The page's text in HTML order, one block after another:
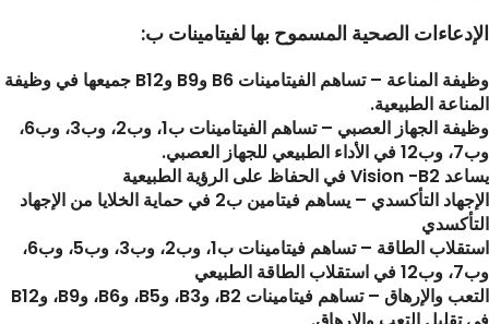
الإدعاءات الصحية المسموح بها لفيتامينات ب:
وظيفة المناعة – تساهم الفيتامينات B6 وB9 وB12 جميعها في وظيفة
المناعة الطبيعية.
وظيفة الجهاز العصبي – تساهم الفيتامينات ب1، وب2، وب3، وب6،
وب7، وب12 في الأداء الطبيعي للجهاز العصبي.
يساعد Vision -B2 في الحفاظ على الرؤية الطبيعية
الإجهاد التأكسدي – يساهم فيتامين ب2 في حماية الخلايا من الإجهاد
التأكسدي
استقلاب الطاقة – تساهم فيتامينات ب1، وب2، وب3، وب5، وب6،
وب7، وب12 في استقلاب الطاقة الطبيعي
التعب والإرهاق – تساهم فيتامينات B2، وB3، وB5، وB6، وB9، وB12